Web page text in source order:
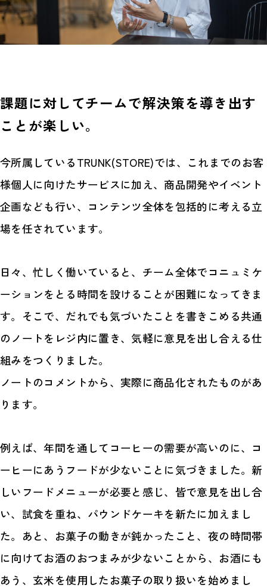
課題に対してチームで解決策を導き出す
ことが楽しい。
今所属しているTRUNK(STORE)では、これまでのお客
様個人に向けたサービスに加え、商品開発やイベント
企画なども行い、コンテンツ全体を包括的に考える立
場を任されています。
日々、忙しく働いていると、チーム全体でコニュミケ
ーションをとる時間を設けることが困難になってきま
す。そこで、だれでも気づいたことを書きこめる共通
のノートをレジ内に置き、気軽に意見を出し合える仕
組みをつくりました。
ノートのコメントから、実際に商品化されたものがあ
ります。
例えば、年間を通してコーヒーの需要が高いのに、コ
ーヒーにあうフードが少ないことに気づきました。新
しいフードメニューが必要と感じ、皆で意見を出し合
い、試食を重ね、パウンドケーキを新たに加えまし
た。あと、お菓子の動きが鈍かったこと、夜の時間帯
に向けてお酒のおつまみが少ないことから、お酒にも
あう、玄米を使用したお菓子の取り扱いを始めまし